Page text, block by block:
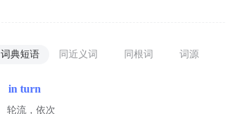
词典短语 同近义词 同根词 词源
in turn
轮流，依次